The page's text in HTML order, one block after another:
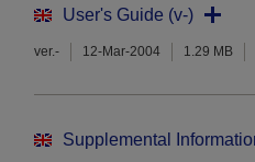
User's Guide (v-)
ver.- 12-Mar-2004 1.29 MB
Supplemental